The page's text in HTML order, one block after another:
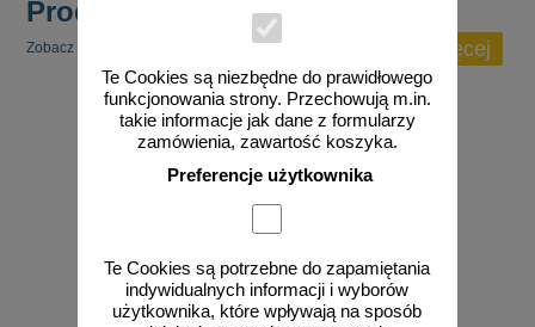
Te Cookies są niezbędne do prawidłowego
funkcjonowania strony. Przechowują m.in.
takie informacje jak dane z formularzy
zamówienia, zawartość koszyka.
Preferencje użytkownika
Te Cookies są potrzebne do zapamiętania
indywidualnych informacji i wyborów
użytkownika, które wpływają na sposób
Produkty popularne
Zobacz inne popularne produkty w tej kategorii. zobacz więcej